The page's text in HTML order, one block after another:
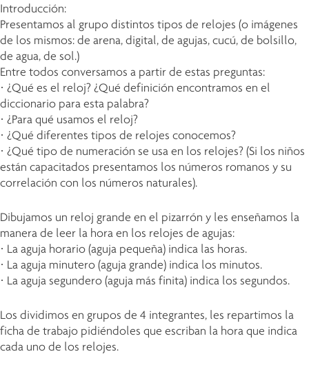
Introducción:
Presentamos al grupo distintos tipos de relojes (o imágenes
de los mismos: de arena, digital, de agujas, cucú, de bolsillo,
de agua, de sol.)
Entre todos conversamos a partir de estas preguntas:
· ¿Qué es el reloj? ¿Qué definición encontramos en el
diccionario para esta palabra?
· ¿Para qué usamos el reloj?
· ¿Qué diferentes tipos de relojes conocemos?
· ¿Qué tipo de numeración se usa en los relojes? (Si los niños
están capacitados presentamos los números romanos y su
correlación con los números naturales).
Dibujamos un reloj grande en el pizarrón y les enseñamos la
manera de leer la hora en los relojes de agujas:
· La aguja horario (aguja pequeña) indica las horas.
· La aguja minutero (aguja grande) indica los minutos.
· La aguja segundero (aguja más finita) indica los segundos.
Los dividimos en grupos de 4 integrantes, les repartimos la
ficha de trabajo pidiéndoles que escriban la hora que indica
cada uno de los relojes.